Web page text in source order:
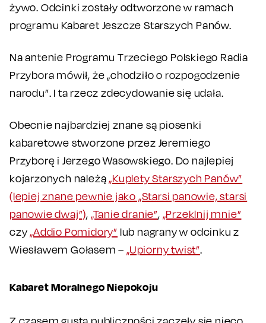
żywo. Odcinki zostały odtworzone w ramach
programu Kabaret Jeszcze Starszych Panów.
Na antenie Programu Trzeciego Polskiego Radia
Przybora mówił, że „chodziło o rozpogodzenie
narodu”. I ta rzecz zdecydowanie się udała.
Obecnie najbardziej znane są piosenki
kabaretowe stworzone przez Jeremiego
Przyborę i Jerzego Wasowskiego. Do najlepiej
kojarzonych należą„Kuplety Starszych Panów”
(lepiej znane pewnie jako „Starsi panowie, starsi
panowie dwaj”), „Tanie dranie”, „Przeklnij mnie”
czy„Addio Pomidory” lub nagrany w odcinku z
Wiesławem Gołasem –„Upiorny twist”.
Kabaret Moralnego Niepokoju